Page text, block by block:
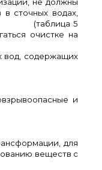
сточных водах,
(таблица 5
очистке на
вод, содержащих
и
для
веществ с